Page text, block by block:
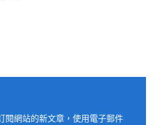
閱網站的新文章，使用電子郵件